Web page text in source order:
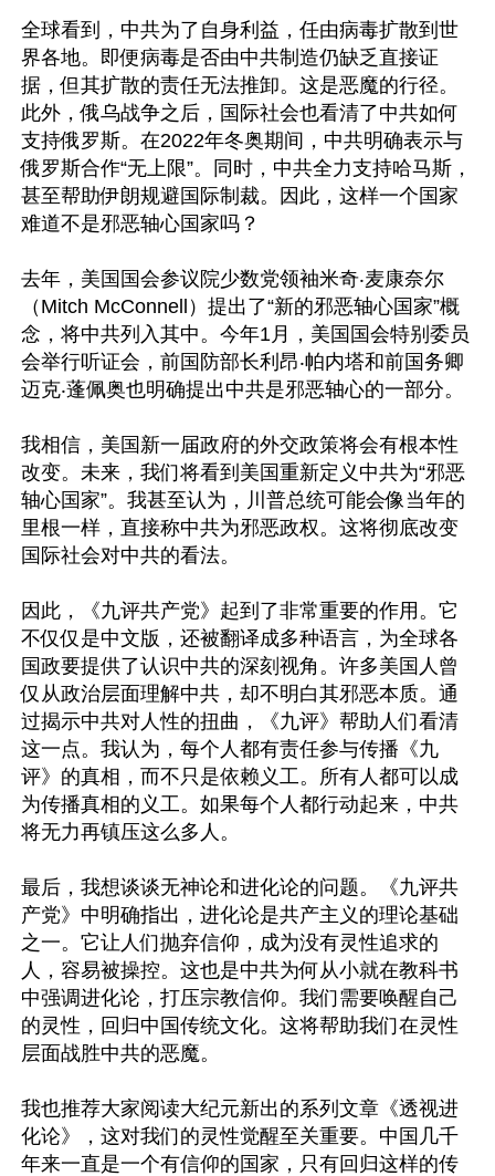
全球看到，中共为了自身利益，任由病毒扩散到世
界各地。即便病毒是否由中共制造仍缺乏直接证
据，但其扩散的责任无法推卸。这是恶魔的行径。
此外，俄乌战争之后，国际社会也看清了中共如何
支持俄罗斯。在2022年冬奥期间，中共明确表示与
俄罗斯合作“无上限”。同时，中共全力支持哈马斯，
甚至帮助伊朗规避国际制裁。因此，这样一个国家
难道不是邪恶轴心国家吗？
去年，美国国会参议院少数党领袖米奇‧麦康奈尔
（Mitch McConnell）提出了“新的邪恶轴心国家”概
念，将中共列入其中。今年1月，美国国会特别委员
会举行听证会，前国防部长利昂‧帕内塔和前国务卿
迈克‧蓬佩奥也明确提出中共是邪恶轴心的一部分。
我相信，美国新一届政府的外交政策将会有根本性
改变。未来，我们将看到美国重新定义中共为“邪恶
轴心国家”。我甚至认为，川普总统可能会像当年的
里根一样，直接称中共为邪恶政权。这将彻底改变
国际社会对中共的看法。
因此，《九评共产党》起到了非常重要的作用。它
不仅仅是中文版，还被翻译成多种语言，为全球各
国政要提供了认识中共的深刻视角。许多美国人曾
仅从政治层面理解中共，却不明白其邪恶本质。通
过揭示中共对人性的扭曲，《九评》帮助人们看清
这一点。我认为，每个人都有责任参与传播《九
评》的真相，而不只是依赖义工。所有人都可以成
为传播真相的义工。如果每个人都行动起来，中共
将无力再镇压这么多人。
最后，我想谈谈无神论和进化论的问题。《九评共
产党》中明确指出，进化论是共产主义的理论基础
之一。它让人们抛弃信仰，成为没有灵性追求的
人，容易被操控。这也是中共为何从小就在教科书
中强调进化论，打压宗教信仰。我们需要唤醒自己
的灵性，回归中国传统文化。这将帮助我们在灵性
层面战胜中共的恶魔。
我也推荐大家阅读大纪元新出的系列文章《透视进
化论》，这对我们的灵性觉醒至关重要。中国几千
年来一直是一个有信仰的国家，只有回归这样的传